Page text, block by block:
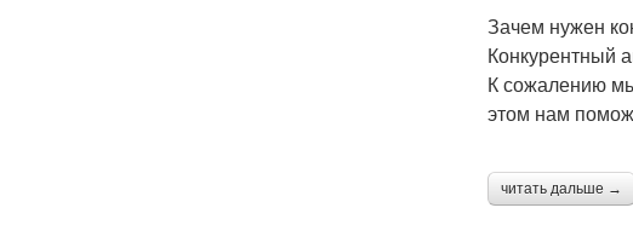
Зачем нужен
Конкурентный
К сожалению
этом нам
читать дальше →